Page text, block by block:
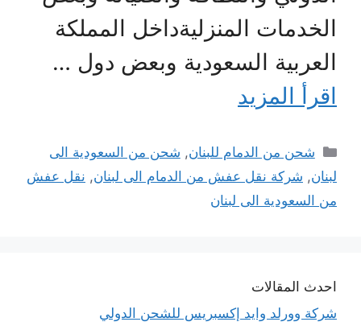
الخدمات المنزليةداخل المملكة
العربية السعودية وبعض دول …
اقرأ المزيد
التصنيفات
شحن من الدمام للبنان, شحن من السعودية الى
لبنان, شركة نقل عفش من الدمام الى لبنان, نقل عفش
من السعودية الى لبنان
احدث المقالات
شركة وورلد وايد إكسبريس للشحن الدولي